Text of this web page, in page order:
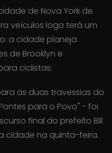
de Nova York de
veículos logo terá um
a cidade planeja
de Brooklyn e
ciclistas.
as duas travessias do
para o Povo" - foi
final do prefeito Bill
cidade na quinta-feira.